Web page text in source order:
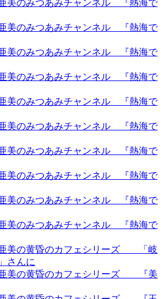
美のみつあみチャンネル 『熱海で
美のみつあみチャンネル 『熱海で
美のみつあみチャンネル 『熱海で
美のみつあみチャンネル 『熱海で
美のみつあみチャンネル 『熱海で
美のみつあみチャンネル 『熱海で
美のみつあみチャンネル 『熱海で
美のみつあみチャンネル 『熱海で
美のみつあみチャンネル 『熱海で
美のみつあみチャンネル 『熱海で
美の黄昏のカフェシリーズ 「岐
さんに
美の黄昏のカフェシリーズ 『美